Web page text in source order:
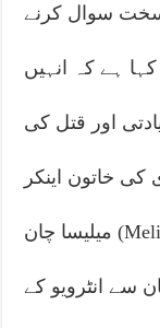
سوال کرنے
ہے کہ انہیں
اور قتل کی
خاتون اینکر
میلیسا چان (Melissa Chan) نے ٹوئٹر پر اپنے تمام کمنٹس
سے انٹرویو کے